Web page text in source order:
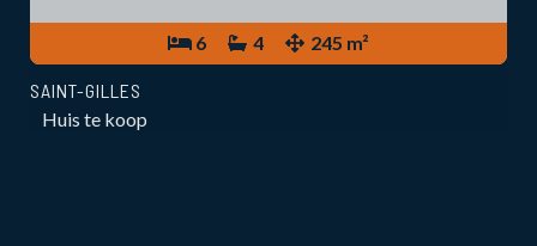
6 4 245 m²
SAINT-GILLES
Huis te koop